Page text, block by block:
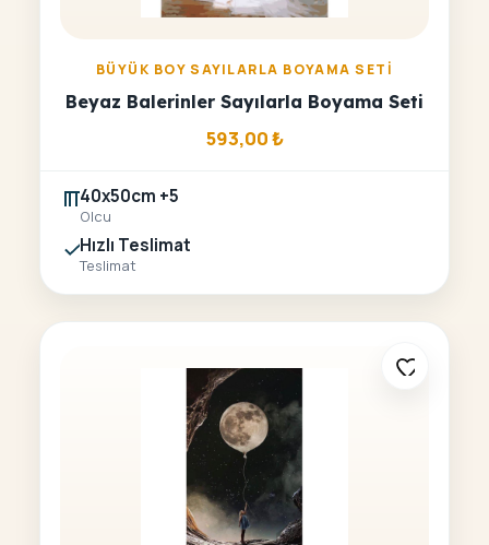
BÜYÜK BOY SAYILARLA BOYAMA SETI
Beyaz Balerinler Sayılarla Boyama Seti
593,00₺
40x50cm +5
Olcu
Hızlı Teslimat
Teslimat